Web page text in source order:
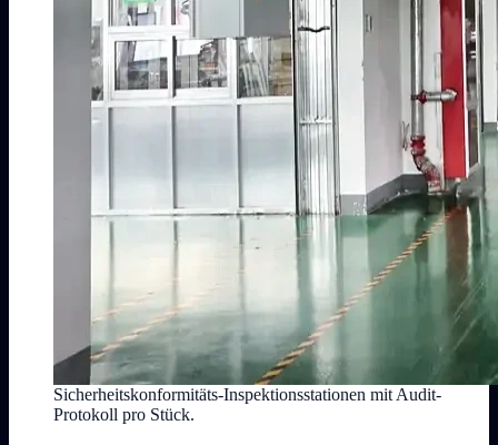
Sicherheitskonformitäts-Inspektionsstationen mit Audit-
Protokoll pro Stück.